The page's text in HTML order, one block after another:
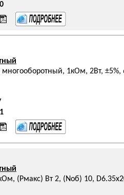
многооборотный, 1кОм, 2Вт,
(Pмакс) Вт 2, (Nоб) 10,